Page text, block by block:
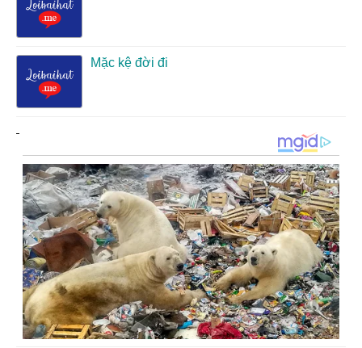
Mặc kệ đời đi